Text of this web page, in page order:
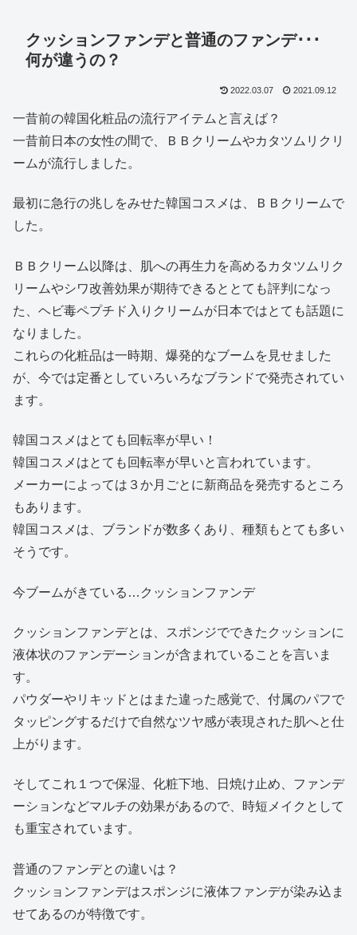
クッションファンデと普通のファンデ･･･
何が違うの？
2022.03.07 2021.09.12
一昔前の韓国化粧品の流行アイテムと言えば？
一昔前日本の女性の間で、ＢＢクリームやカタツムリクリ
ームが流行しました。
最初に急行の兆しをみせた韓国コスメは、ＢＢクリームで
した。
ＢＢクリーム以降は、肌への再生力を高めるカタツムリク
リームやシワ改善効果が期待できるととても評判になっ
た、ヘビ毒ペプチド入りクリームが日本ではとても話題に
なりました。
これらの化粧品は一時期、爆発的なブームを見せました
が、今では定番としていろいろなブランドで発売されてい
ます。
韓国コスメはとても回転率が早い！
韓国コスメはとても回転率が早いと言われています。
メーカーによっては３か月ごとに新商品を発売するところ
もあります。
韓国コスメは、ブランドが数多くあり、種類もとても多い
そうです。
今ブームがきている…クッションファンデ
クッションファンデとは、スポンジでできたクッションに
液体状のファンデーションが含まれていることを言いま
す。
パウダーやリキッドとはまた違った感覚で、付属のパフで
タッピングするだけで自然なツヤ感が表現された肌へと仕
上がります。
そしてこれ１つで保湿、化粧下地、日焼け止め、ファンデ
ーションなどマルチの効果があるので、時短メイクとして
も重宝されています。
普通のファンデとの違いは？
クッションファンデはスポンジに液体ファンデが染み込ま
せてあるのが特徴です。